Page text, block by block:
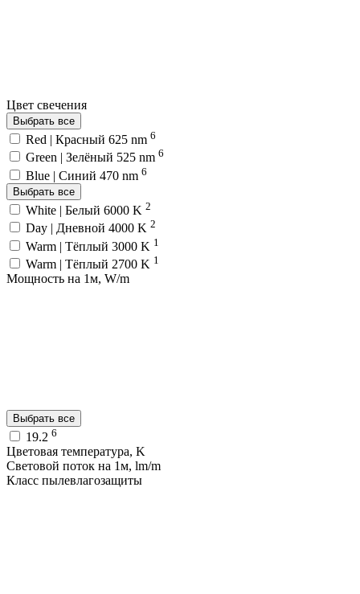
Цвет свечения
Выбрать все
Red | Красный 625 nm 6
Green | Зелёный 525 nm 6
Blue | Синий 470 nm 6
Выбрать все
White | Белый 6000 K 2
Day | Дневной 4000 K 2
Warm | Тёплый 3000 K 1
Warm | Тёплый 2700 K 1
Мощность на 1м, W/m
Выбрать все
19.2 6
Цветовая температура, K
Световой поток на 1м, lm/m
Класс пылевлагозащиты